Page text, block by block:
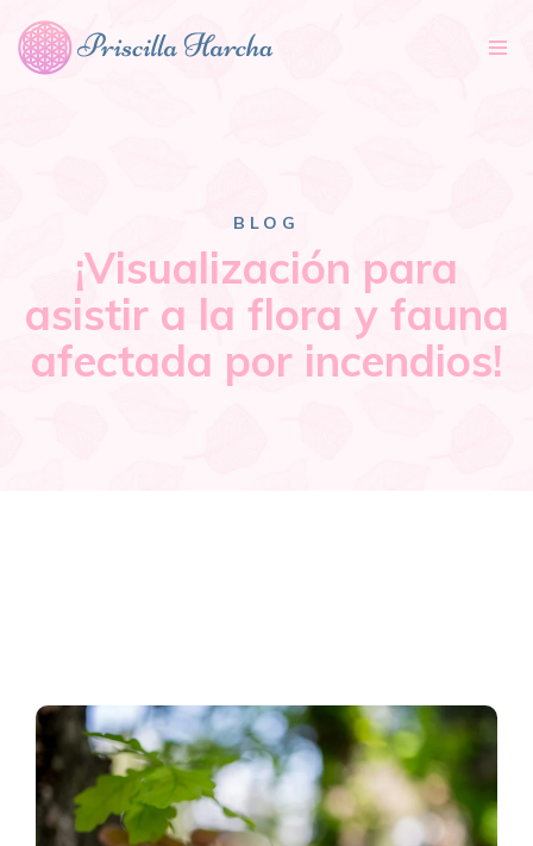
BLOG
¡Visualización para
asistir a la flora y fauna
afectada por incendios!